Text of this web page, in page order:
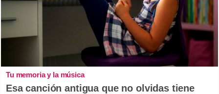
Tu memoria y la música
Esa canción antigua que no olvidas tiene